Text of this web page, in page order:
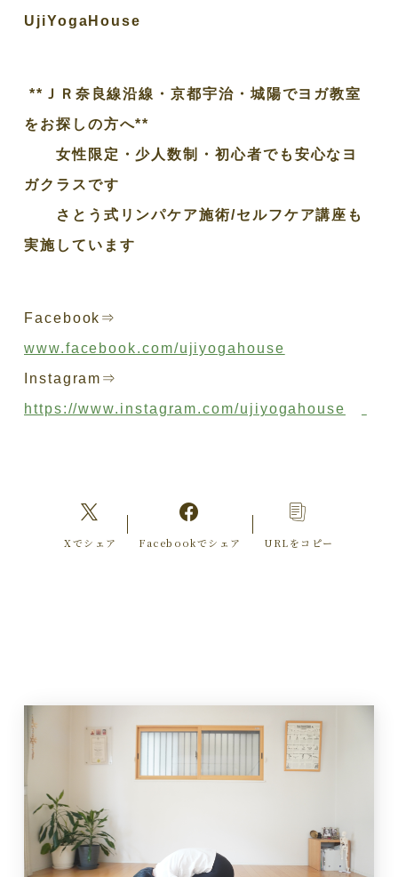
UjiYogaHouse
**ＪＲ奈良線沿線・京都宇治・城陽でヨガ教室
をお探しの方へ**
女性限定・少人数制・初心者でも安心なヨ
ガクラスです
さとう式リンパケア施術/セルフケア講座も
実施しています
Facebook⇒
www.facebook.com/ujiyogahouse
Instagram⇒
https://www.instagram.com/ujiyogahouse
Xでシェア Facebookでシェア URLをコピー